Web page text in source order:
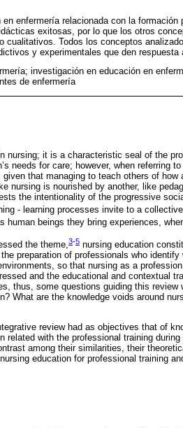
enfermería relacionada con la
exitosas, por lo que los otros
cualitativos. Todos los conceptos
y experimentales que den respuesta
investigación en educación en
de enfermería
nursing; it is a characteristic seal of the
needs for care; however, when referring
that managing to teach others of how
nursing is nourished by another, like
the intentionality of the progressive
- learning processes invite to a
human beings they bring experiences,
the theme, 3-5 nursing education
preparation of professionals who
so that nursing as a
and the educational and contextual
thus, some questions guiding this
What are the knowledge voids around
review had as objectives that of
related with the professional training
among their similarities, their
education for professional training